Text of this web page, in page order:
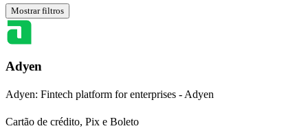
Mostrar filtros
Adyen
Adyen: Fintech platform for enterprises - Adyen
Cartão de crédito, Pix e Boleto